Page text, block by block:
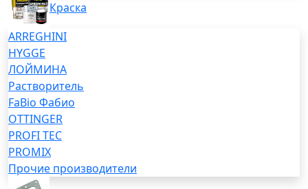
Краска
ARREGHINI
HYGGE
ЛОЙМИНА
Растворитель
FaBio Фабио
OTTINGER
PROFI TEC
PROMIX
Прочие производители